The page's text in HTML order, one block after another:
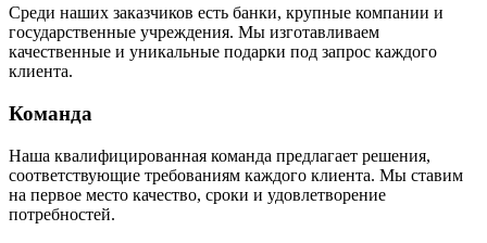
Среди наших заказчиков есть банки, крупные компании и
государственные учреждения. Мы изготавливаем
качественные и уникальные подарки под запрос каждого
клиента.
Команда
Наша квалифицированная команда предлагает решения,
соответствующие требованиям каждого клиента. Мы ставим
на первое место качество, сроки и удовлетворение
потребностей.